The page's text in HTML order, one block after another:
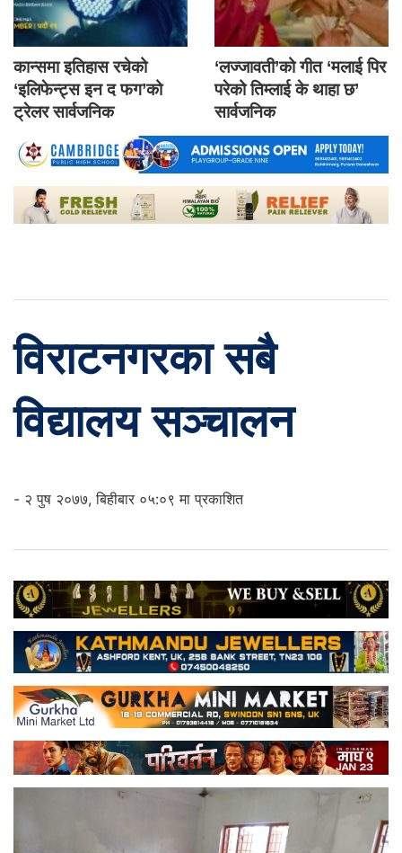
कान्समा इतिहास रचेको
‘इलिफेन्ट्स इन द फग’को
ट्रेलर सार्वजनिक
‘लज्जावती’को गीत ‘मलाई पिर
परेको तिम्लाई के थाहा छ’
सार्वजनिक
विराटनगरका सबै
विद्यालय सञ्चालन
- २ पुष २०७७, बिहीबार ०५:०९ मा प्रकाशित